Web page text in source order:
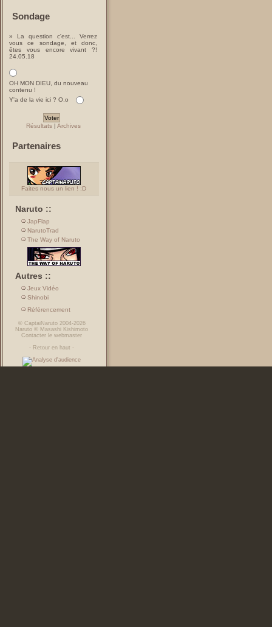
Sondage
» La question c'est... Verrez
vous ce sondage, et donc,
êtes vous encore vivant ?!
24.05.18
OH MON DIEU, du nouveau
contenu !
Y'a de la vie ici ? O.o
Résultats| Archives
Partenaires
Faites nous un lien ! :D
Naruto ::
JapFlap
NarutoTrad
The Way of Naruto
Autres ::
Jeux Vidéo
Shinobi
Référencement
© CaptaiNaruto2004-2026
Naruto © Masashi Kishimoto
Contacter le webmaster
- Retour en haut -